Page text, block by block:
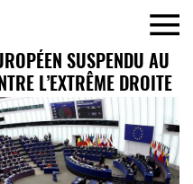
SUSPENDU AU
L’EXTRÊME DROITE